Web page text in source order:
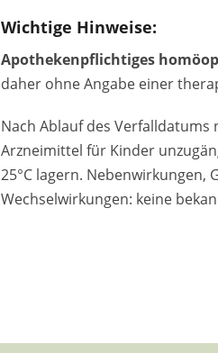
Wichtige Hinweise:
Apothekenpflichtiges
daher ohne Angabe einer
Nach Ablauf des
Arzneimittel für Kinder
25°C lagern. Nebenwirkungen,
Wechselwirkungen: keine